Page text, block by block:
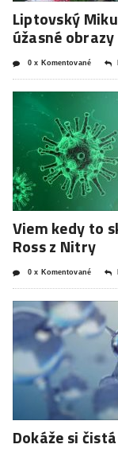
Liptovský
úžasné obrazy
0 x Komentované
Viem kedy to
Ross z Nitry
0 x Komentované
Dokáže si